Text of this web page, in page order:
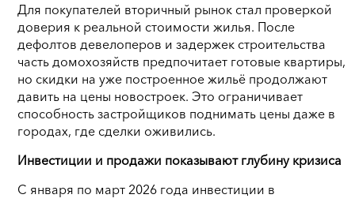
Для покупателей вторичный рынок стал проверкой
доверия к реальной стоимости жилья. После
дефолтов девелоперов и задержек строительства
часть домохозяйств предпочитает готовые квартиры,
но скидки на уже построенное жильё продолжают
давить на цены новостроек. Это ограничивает
способность застройщиков поднимать цены даже в
городах, где сделки оживились.
Инвестиции и продажи показывают глубину кризиса
С января по март 2026 года инвестиции в